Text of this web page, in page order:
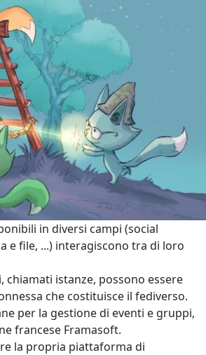
in diversi campi (social
e file, ...) interagiscono tra di loro
chiamati istanze, possono essere
che costituisce il fediverso.
per la gestione di eventi e gruppi,
francese Framasoft.
la propria piattaforma di